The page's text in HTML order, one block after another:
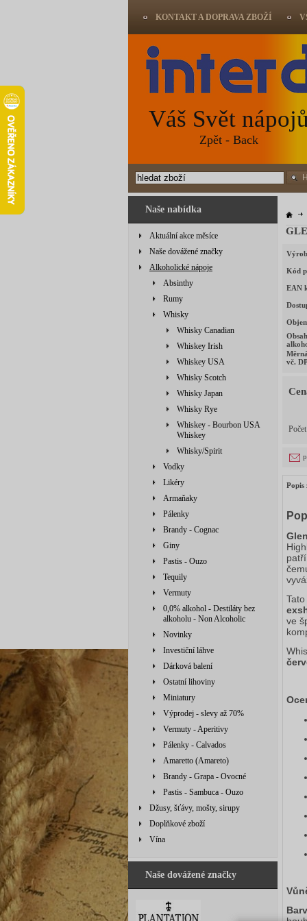
Naše nabídka
Aktuální akce měsíce
Naše dovážené značky
Alkoholické nápoje
Absinthy
Rumy
Whisky
Whisky Canadian
Whiskey Irish
Whiskey USA
Whisky Scotch
Whisky Japan
Whisky Rye
Whiskey - Bourbon USA
Whiskey
Whisky/Spirit
Vodky
Likéry
Armaňaky
Pálenky
Brandy - Cognac
Giny
Pastis - Ouzo
Tequily
Vermuty
0,0% alkohol - Destiláty bez
alkoholu - Non Alcoholic
Novinky
Investiční láhve
Dárková balení
Ostatní lihoviny
Miniatury
Výprodej - slevy až 70%
Vermuty - Aperitivy
Pálenky - Calvados
Amaretto (Amareto)
Brandy - Grapa - Ovocné
Pastis - Sambuca - Ouzo
Džusy, šťávy, mošty, sirupy
Doplňkové zboží
Vína
Naše dovážené značky
Kód
EAN
Obsah
vč.
Popis
ve
KONTAKT A DOPRAVA ZBOŽÍ
Váš Svět
Zpět - Back